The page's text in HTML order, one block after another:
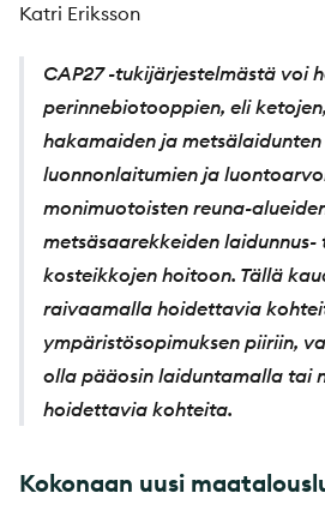
Katri Eriksson
CAP27 -tukijärjestelmästä voi
perinnebiotooppien, eli
hakamaiden ja metsälaidunten
luonnonlaitumien ja
monimuotoisten reuna-
metsäsaarekkeiden
kosteikkojen hoitoon. Tällä
raivaamalla hoidettavia
ympäristösopimuksen piiriin,
olla pääosin laiduntamalla tai
hoidettavia kohteita.
Kokonaan uusi